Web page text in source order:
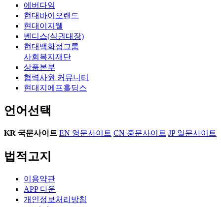
에버다임
현대바이오랜드
현대이지웰
벤디스(식권대장)
현대백화점그룹
사회복지재단
상품본부
협력사원 커뮤니티
현대지에프홀딩스
언어선택
KR 국문사이트 EN 영문사이트 CN 중문사이트 JP일문사이트
법적고지
이용약관
APP 다운
개인정보처리방침